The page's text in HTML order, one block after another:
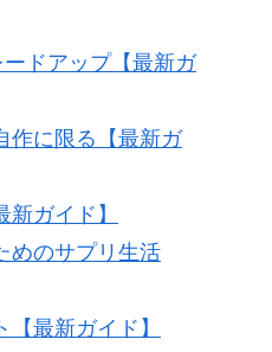
ドアップ【最新ガ
作に限る【最新ガ
ガイド】
めのサプリ生活
最新ガイド】